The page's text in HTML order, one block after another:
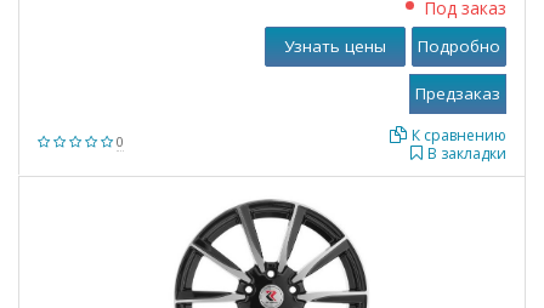
0
Под заказ
В закладки
К сравнению
Узнать цены Подробно